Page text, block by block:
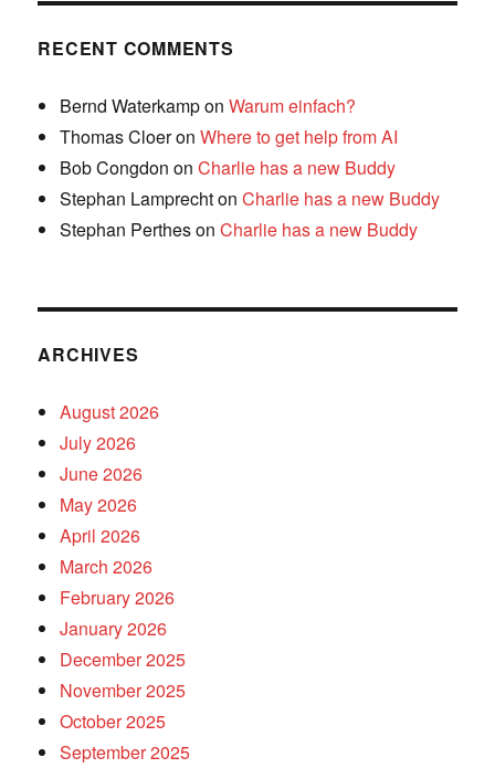
RECENT COMMENTS
Bernd WaterkamponWarum einfach?
Thomas CloeronWhere to get help from AI
Bob Congdon onCharlie has a new Buddy
Stephan LamprechtonCharlie has a new Buddy
Stephan PerthesonCharlie has a new Buddy
ARCHIVES
August 2026
July 2026
June 2026
May 2026
April 2026
March 2026
February 2026
January 2026
December 2025
November 2025
October 2025
September 2025